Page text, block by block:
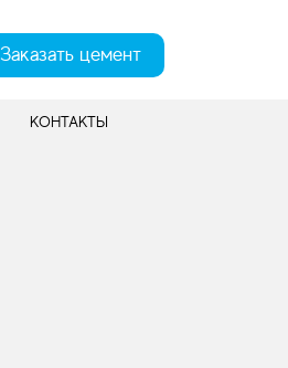
Заказать цемент
КОНТАКТЫ